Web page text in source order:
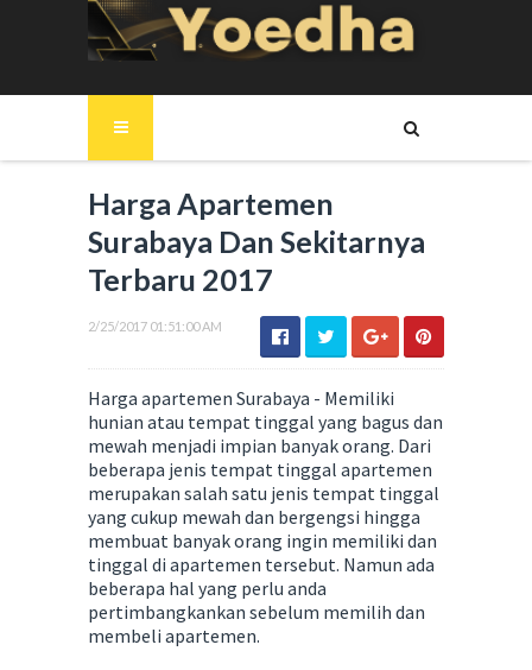
Harga Apartemen
Surabaya Dan Sekitarnya
Terbaru 2017
2/25/2017 01:51:00 AM
Harga apartemen Surabaya - Memiliki
hunian atau tempat tinggal yang bagus dan
mewah menjadi impian banyak orang. Dari
beberapa jenis tempat tinggal apartemen
merupakan salah satu jenis tempat tinggal
yang cukup mewah dan bergengsi hingga
membuat banyak orang ingin memiliki dan
tinggal di apartemen tersebut. Namun ada
beberapa hal yang perlu anda
pertimbangkankan sebelum memilih dan
membeli apartemen.